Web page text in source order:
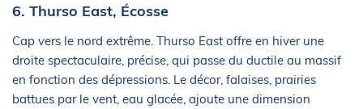
6. Thurso East, Écosse
Cap vers le nord extrême. Thurso East offre en hiver une
droite spectaculaire, précise, qui passe du ductile au massif
en fonction des dépressions. Le décor, falaises, prairies
battues par le vent, eau glacée, ajoute une dimension